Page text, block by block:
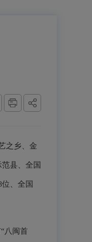
之乡、金
县、全国
、全国
八闽首